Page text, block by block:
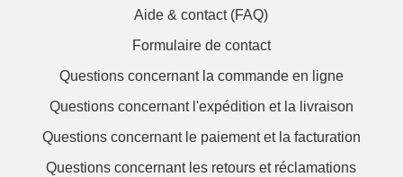
Aide & contact (FAQ)
Formulaire de contact
Questions concernant la commande en ligne
Questions concernant l'expédition et la livraison
Questions concernant le paiement et la facturation
Questions concernant les retours et réclamations